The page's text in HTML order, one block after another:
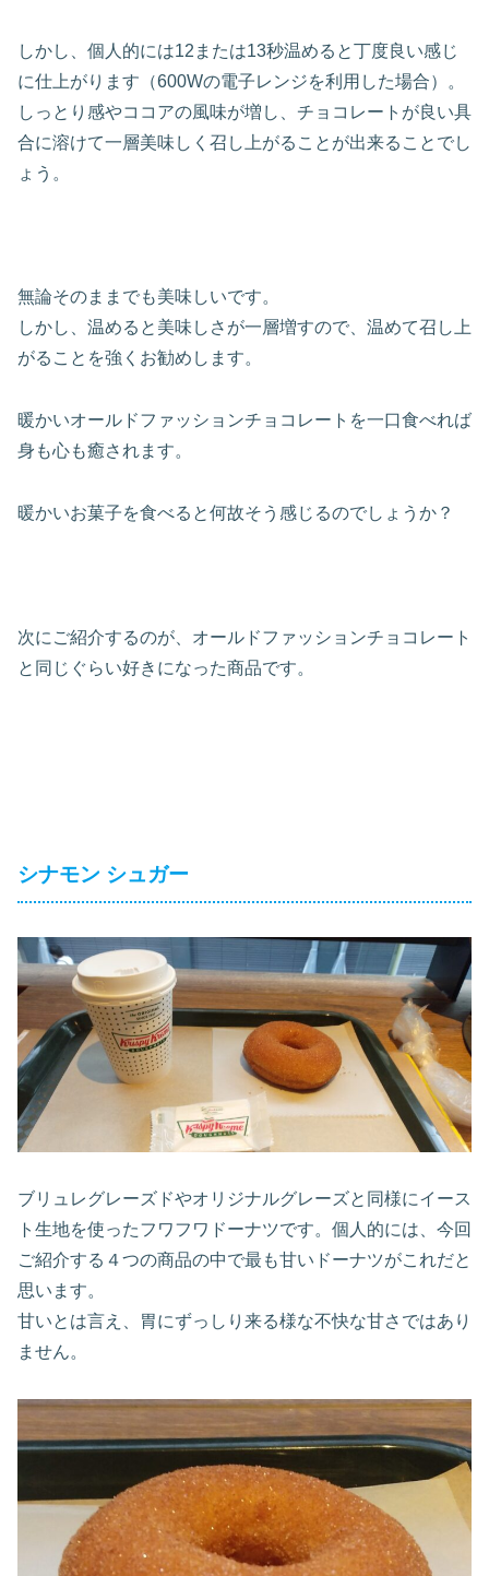
しかし、個人的には12または13秒温めると丁度良い感じ
に仕上がります（600Wの電子レンジを利用した場合）。
しっとり感やココアの風味が増し、チョコレートが良い具
合に溶けて一層美味しく召し上がることが出来ることでし
ょう。
無論そのままでも美味しいです。
しかし、温めると美味しさが一層増すので、温めて召し上
がることを強くお勧めします。
暖かいオールドファッションチョコレートを一口食べれば
身も心も癒されます。
暖かいお菓子を食べると何故そう感じるのでしょうか？
次にご紹介するのが、オールドファッションチョコレート
と同じぐらい好きになった商品です。
シナモン シュガー
ブリュレグレーズドやオリジナルグレーズと同様にイース
ト生地を使ったフワフワドーナツです。個人的には、今回
ご紹介する４つの商品の中で最も甘いドーナツがこれだと
思います。
甘いとは言え、胃にずっしり来る様な不快な甘さではあり
ません。